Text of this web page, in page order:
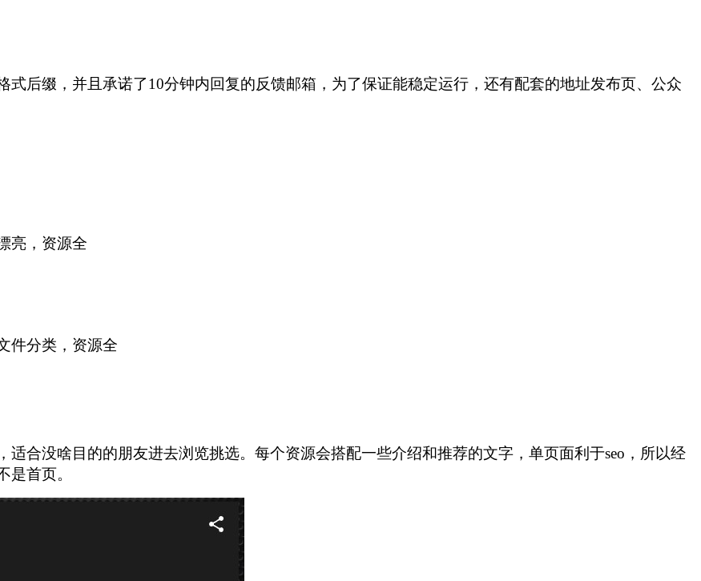
后缀，并且承诺了10分钟内回复的反馈邮箱，为了保证能稳定运行，还有配套的地址发布页、公众
亮，资源全
件分类，资源全
合没啥目的的朋友进去浏览挑选。每个资源会搭配一些介绍和推荐的文字，单页面利于seo，所以经
首页。